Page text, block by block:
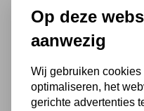
15,90
Op deze
aanwezig
Wij gebruiken
optimaliseren, het
gerichte advertenties